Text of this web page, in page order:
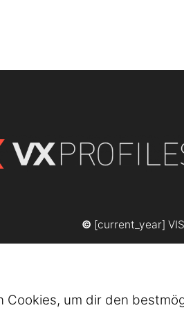
© [current_year]
Cookies, um dir den